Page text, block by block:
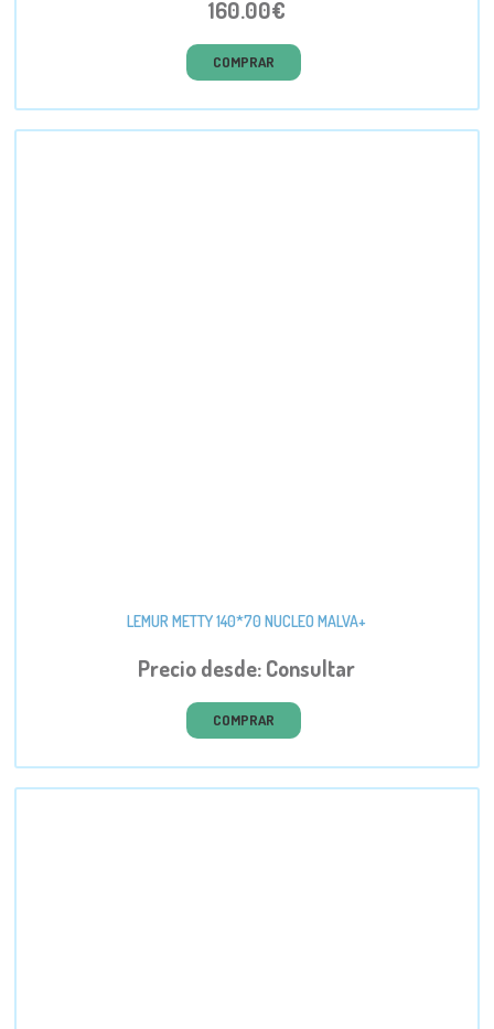
160.00€
COMPRAR
LEMUR METTY 140*70 NUCLEO MALVA+
Precio desde: Consultar
COMPRAR